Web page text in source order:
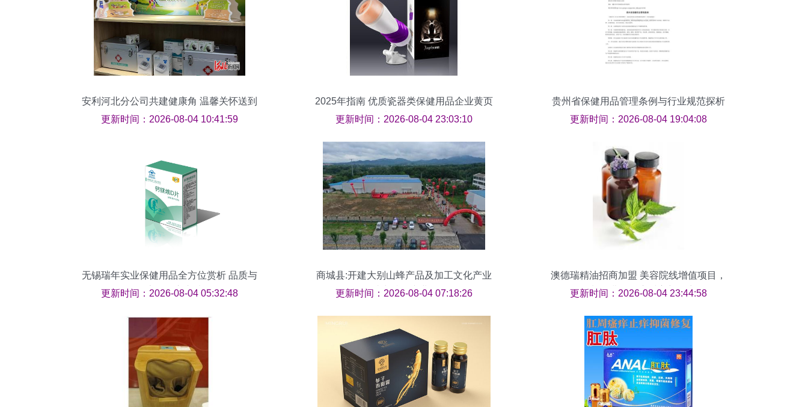
安利河北分公司共建健康角 温馨关怀送到
家门口
更新时间：2026-08-04 10:41:59
2025年指南 优质瓷器类保健用品企业黄页
甄选与使用建议
更新时间：2026-08-04 23:03:10
贵州省保健用品管理条例与行业规范探析
更新时间：2026-08-04 19:04:08
无锡瑞年实业保健用品全方位赏析 品质与
健康的匠心之选
更新时间：2026-08-04 05:32:48
商城县:开建大别山蜂产品及加工文化产业
园 助力特色产业发展
更新时间：2026-08-04 07:18:26
澳德瑞精油招商加盟 美容院线增值项目，
零加盟费用开启财富新篇章
更新时间：2026-08-04 23:44:58